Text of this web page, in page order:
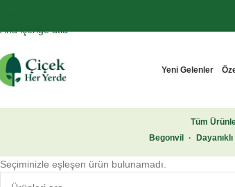
Ana içeriğe atla
Yeni Gelenler
Tüm
Begonvil
·
Seçiminizle eşleşen ürün bulunamadı.